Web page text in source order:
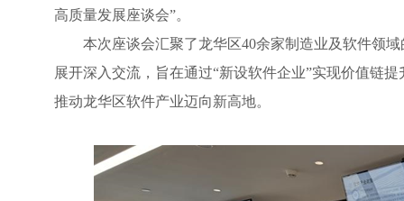
高质量发展座谈会”。
本次座谈会汇聚了龙华区40余家制造业及软件领
展开深入交流，旨在通过“新设软件企业”实现价值链
推动龙华区软件产业迈向新高地。